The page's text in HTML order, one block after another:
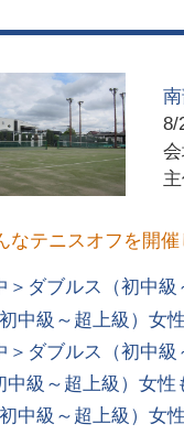
8/
なテニスオフを開
＞ダブルス（初中
中級～超上級）女
＞ダブルス（初中
中級～超上級）女性
中級～超上級）女